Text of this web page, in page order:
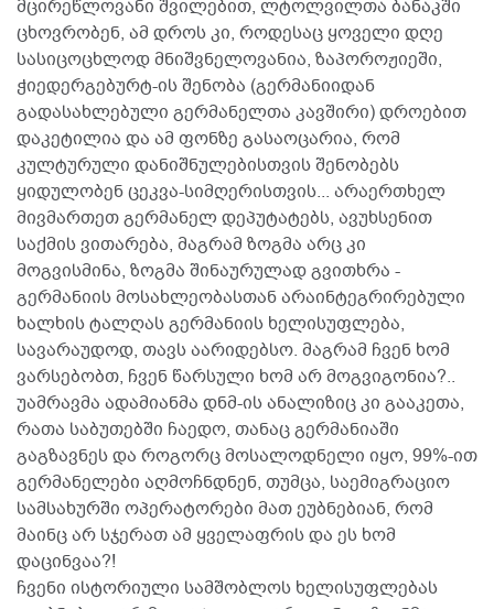
მცირეწლოვანი შვილებით, ლტოლვილთა ბანაკში
ცხოვრობენ, ამ დროს კი, როდესაც ყოველი დღე
სასიცოცხლოდ მნიშვნელოვანია, ზაპოროჟიეში,
ჭიედერგებურტ-ის შენობა (გერმანიიდან
გადასახლებული გერმანელთა კავშირი) დროებით
დაკეტილია და ამ ფონზე გასაოცარია, რომ
კულტურული დანიშნულებისთვის შენობებს
ყიდულობენ ცეკვა-სიმღერისთვის... არაერთხელ
მივმართეთ გერმანელ დეპუტატებს, ავუხსენით
საქმის ვითარება, მაგრამ ზოგმა არც კი
მოგვისმინა, ზოგმა შინაურულად გვითხრა -
გერმანიის მოსახლეობასთან არაინტეგრირებული
ხალხის ტალღას გერმანიის ხელისუფლება,
სავარაუდოდ, თავს აარიდებსო. მაგრამ ჩვენ ხომ
ვარსებობთ, ჩვენ წარსული ხომ არ მოგვიგონია?..
უამრავმა ადამიანმა დნმ-ის ანალიზიც კი გააკეთა,
რათა საბუთებში ჩაედო, თანაც გერმანიაში
გაგზავნეს და როგორც მოსალოდნელი იყო, 99%-ით
გერმანელები აღმოჩნდნენ, თუმცა, საემიგრაციო
სამსახურში ოპერატორები მათ ეუბნებიან, რომ
მაინც არ სჯერათ ამ ყველაფრის და ეს ხომ
დაცინვაა?!
ჩვენი ისტორიული სამშობლოს ხელისუფლებას